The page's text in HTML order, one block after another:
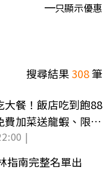
只顯示優惠
搜尋結果308筆
大餐！飯店吃到飽88
費加菜送龍蝦、限定
|
指南完整名單出